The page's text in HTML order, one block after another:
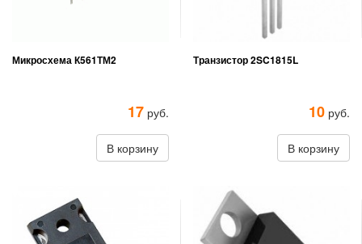
Микросхема К561ТМ2
17 руб.
В корзину
Транзистор 2SC1815L
10 руб.
В корзину